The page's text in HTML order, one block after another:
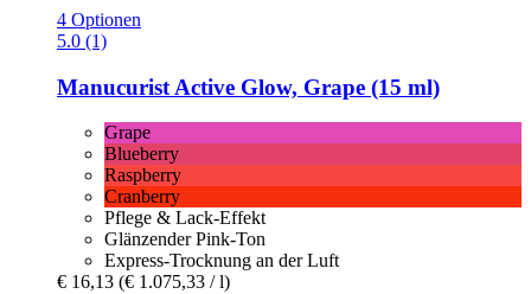
4 Optionen
5.0 (1)
Manucurist Active Glow, Grape (15 ml)
Grape
Blueberry
Raspberry
Cranberry
Pflege & Lack-Effekt
Glänzender Pink-Ton
Express-Trocknung an der Luft
€ 16,13 (€ 1.075,33 / l)